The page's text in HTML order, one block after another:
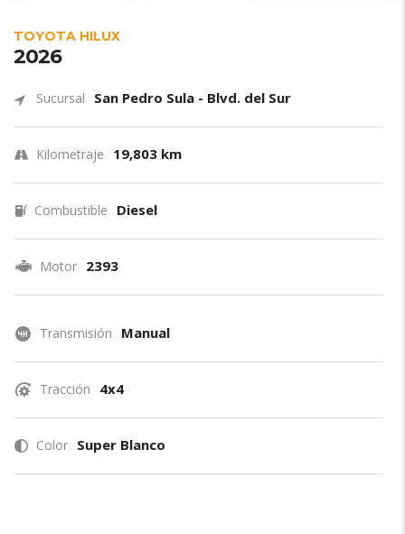
TOYOTA HILUX
2026
Sucursal San Pedro Sula - Blvd. del Sur
Kilometraje 19,803 km
Combustible Diesel
Motor 2393
Transmisión Manual
Tracción 4x4
Color Super Blanco